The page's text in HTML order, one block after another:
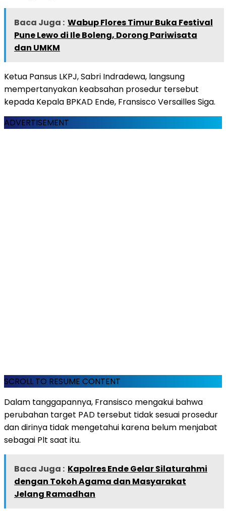
Baca Juga : Wabup Flores Timur Buka Festival
Pune Lewo di Ile Boleng, Dorong Pariwisata
dan UMKM
Ketua Pansus LKPJ, Sabri Indradewa, langsung
mempertanyakan keabsahan prosedur tersebut
kepada Kepala BPKAD Ende, Fransisco Versailles Siga.
ADVERTISEMENT
SCROLL TO RESUME CONTENT
Dalam tanggapannya, Fransisco mengakui bahwa
perubahan target PAD tersebut tidak sesuai prosedur
dan dirinya tidak mengetahui karena belum menjabat
sebagai Plt saat itu.
Baca Juga : Kapolres Ende Gelar Silaturahmi
dengan Tokoh Agama dan Masyarakat
Jelang Ramadhan